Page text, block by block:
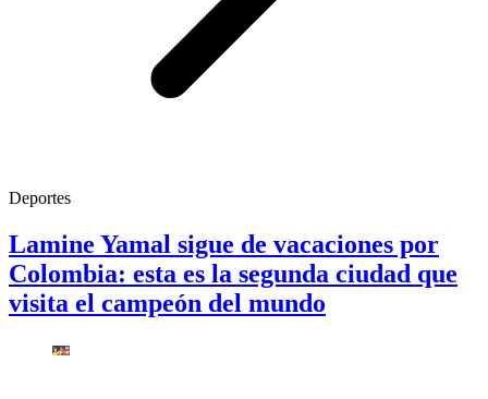
Deportes
Lamine Yamal sigue de vacaciones por
Colombia: esta es la segunda ciudad que
visita el campeón del mundo